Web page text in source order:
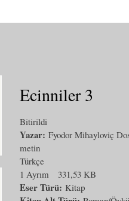
Ecinniler 3
Bitirildi
Yazar: Fyodor Mihayloviç
metin
Türkçe
1 Ayrım
331,53 KB
Eser Türü: Kitap